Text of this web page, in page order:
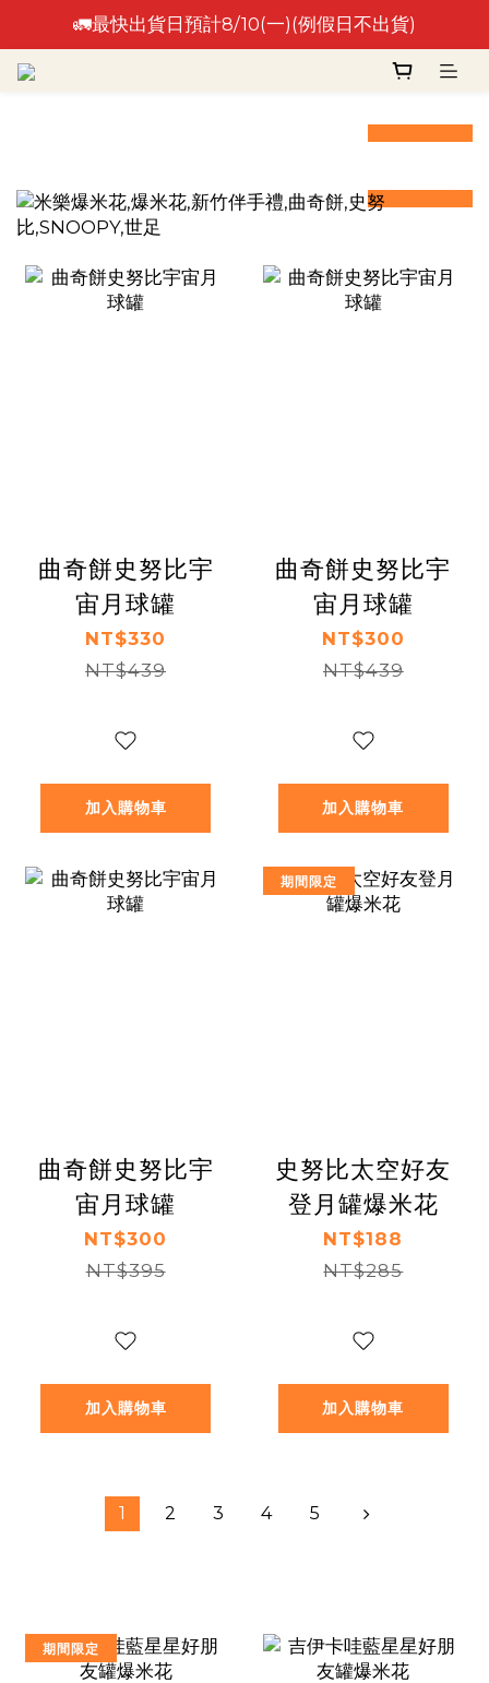
🚛最快出貨日預計8/10(一)(例假日不出貨)
🚛最快出貨日預計8/10(一)(例假日不出貨)
⚠️出貨日非到貨日，實際到貨依物流作業時間為準⚠️
🚛最快出貨日預計8/10(一)(例假日不出貨)
prev
prev
next
prev
next
曲奇餅史努比宇
宙月球罐
NT$330
NT$439
加入購物車
曲奇餅史努比宇
宙月球罐
NT$300
NT$439
加入購物車
曲奇餅史努比宇
宙月球罐
NT$300
NT$395
加入購物車
期間限定
史努比太空好友
登月罐爆米花
NT$188
NT$285
加入購物車
1 2 3 4 5
期間限定